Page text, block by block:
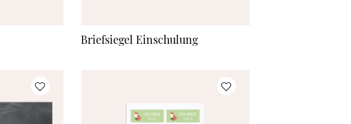
Briefsiegel Einschulung